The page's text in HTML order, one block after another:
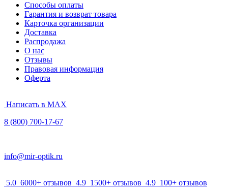
Способы оплаты
Гарантия и возврат товара
Карточка организации
Доставка
Распродажа
О нас
Отзывы
Правовая информация
Оферта
Написать в MAX
8 (800) 700-17-67
info@mir-optik.ru
5.0 6000+ отзывов 4.9 1500+ отзывов 4.9 100+ отзывов